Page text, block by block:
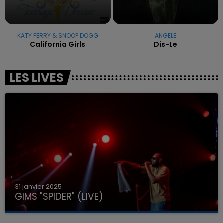
KATY PERRY & SNOOP DOGG
California Girls
ANGELE
Dis-Le
LES LIVES
31 janvier 2025
GIMS "SPIDER" (LIVE)